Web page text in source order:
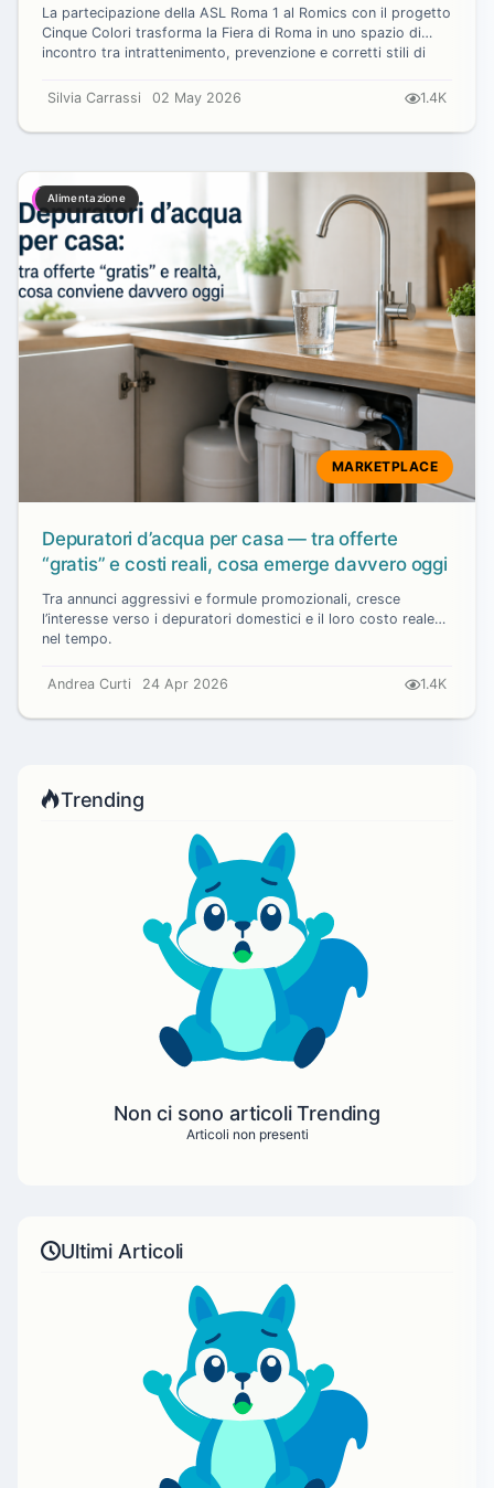
La partecipazione della ASL Roma 1 al Romics con il progetto
Cinque Colori trasforma la Fiera di Roma in uno spazio di
incontro tra intrattenimento, prevenzione e corretti stili di
Silvia Carrassi
02 May 2026 1.4K
MARKETPLACE
Alimentazione
Depuratori d’acqua per casa — tra offerte
“gratis” e costi reali, cosa emerge davvero oggi
Tra annunci aggressivi e formule promozionali, cresce
l’interesse verso i depuratori domestici e il loro costo reale
nel tempo.
Andrea Curti 24 Apr 2026 1.4K
Trending
Non ci sono articoli Trending
Articoli non presenti
Ultimi Articoli